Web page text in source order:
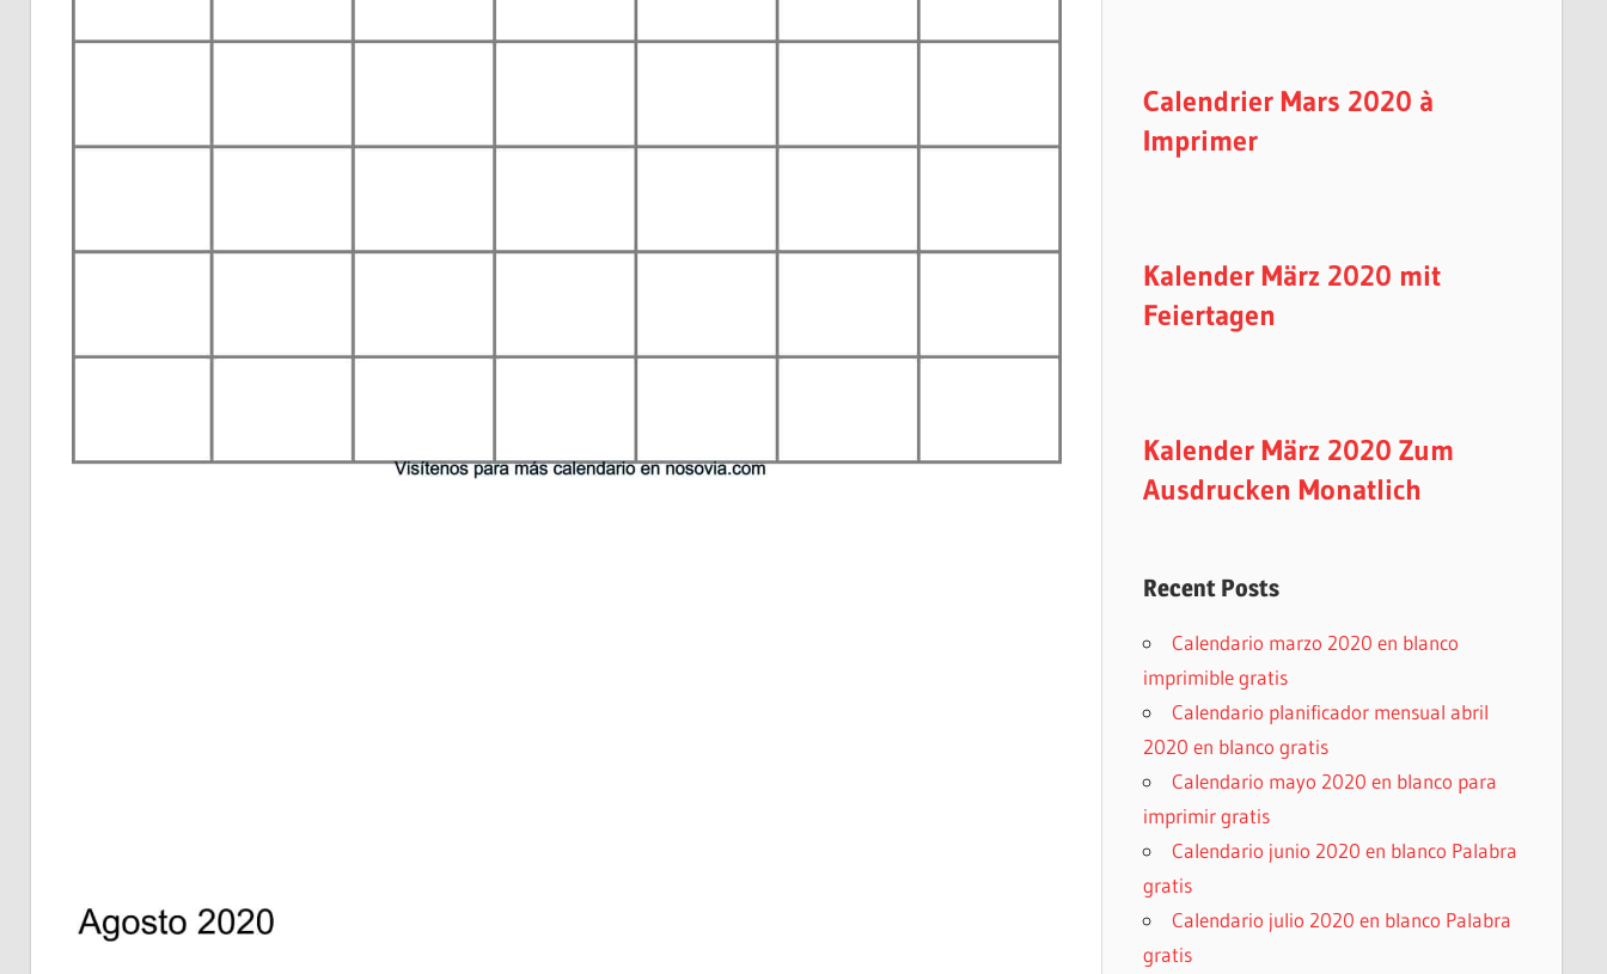
Calendrier Mars 2020 à
Imprimer
Kalender März 2020 mit
Feiertagen
Kalender März 2020 Zum
Ausdrucken Monatlich
Recent Posts
Calendario marzo 2020 en blanco
imprimible gratis
Calendario planificador mensual abril
2020 en blanco gratis
Calendario mayo 2020 en blanco para
imprimir gratis
Calendario junio 2020 en blanco Palabra
gratis
Calendario julio 2020 en blanco Palabra
gratis